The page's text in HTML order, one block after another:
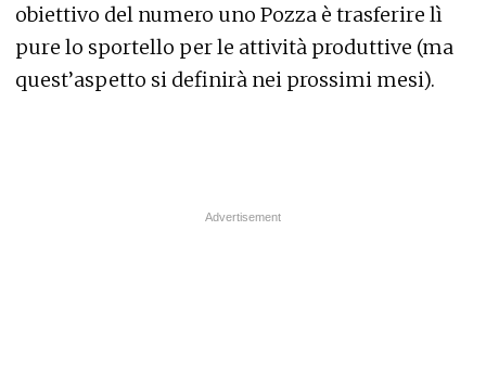
obiettivo del numero uno Pozza è trasferire lì
pure lo sportello per le attività produttive (ma
quest’aspetto si definirà nei prossimi mesi).